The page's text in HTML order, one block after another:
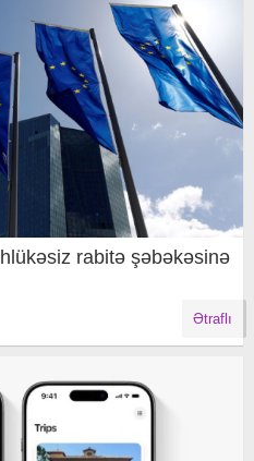
rabitə şəbəkəsinə
Ətraflı